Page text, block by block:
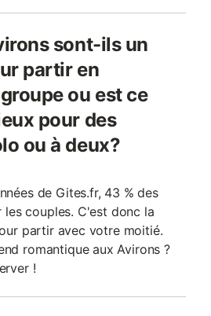
sont-ils un
partir en
ou est ce
pour des
ou à deux?
de Gites.fr, 43 % des
couples. C'est donc la
partir avec votre moitié.
romantique aux Avirons ?
!